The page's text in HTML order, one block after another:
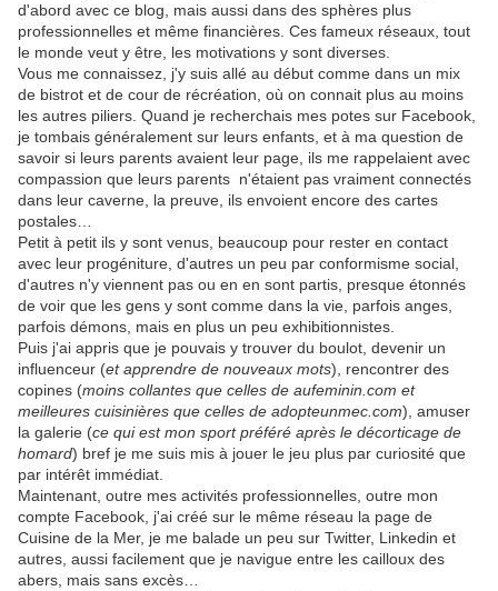
d'abord avec ce blog, mais aussi dans des sphères plus
professionnelles et même financières. Ces fameux réseaux, tout
le monde veut y être, les motivations y sont diverses.
Vous me connaissez, j'y suis allé au début comme dans un mix
de bistrot et de cour de récréation, où on connait plus au moins
les autres piliers. Quand je recherchais mes potes sur Facebook,
je tombais généralement sur leurs enfants, et à ma question de
savoir si leurs parents avaient leur page, ils me rappelaient avec
compassion que leurs parents n'étaient pas vraiment connectés
dans leur caverne, la preuve, ils envoient encore des cartes
postales…
Petit à petit ils y sont venus, beaucoup pour rester en contact
avec leur progéniture, d'autres un peu par conformisme social,
d'autres n'y viennent pas ou en en sont partis, presque étonnés
de voir que les gens y sont comme dans la vie, parfois anges,
parfois démons, mais en plus un peu exhibitionnistes.
Puis j'ai appris que je pouvais y trouver du boulot, devenir un
influenceur (et apprendre de nouveaux mots), rencontrer des
copines (moins collantes que celles de aufeminin.com et
meilleures cuisinières que celles de adopteunmec.com), amuser
la galerie (ce qui est mon sport préféré après le décorticage de
homard) bref je me suis mis à jouer le jeu plus par curiosité que
par intérêt immédiat.
Maintenant, outre mes activités professionnelles, outre mon
compte Facebook, j'ai créé sur le même réseau la page de
Cuisine de la Mer, je me balade un peu sur Twitter, Linkedin et
autres, aussi facilement que je navigue entre les cailloux des
abers, mais sans excès…